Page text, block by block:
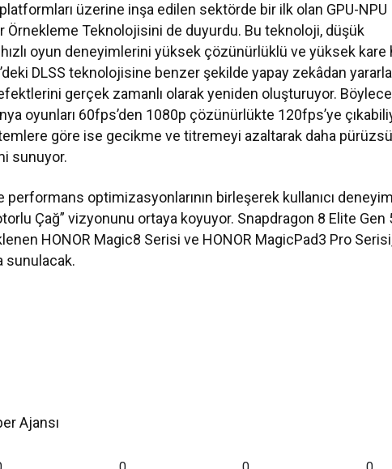
üzerine inşa edilen sektörde bir ilk olan GPU-NPU
Örnekleme Teknolojisini de duyurdu. Bu teknoloji, düşük
oyun deneyimlerini yüksek çözünürlüklü ve yüksek kare
DLSS teknolojisine benzer şekilde yapay zekâdan
efektlerini gerçek zamanlı olarak yeniden oluşturuyor. Böylece
oyunları 60fps’den 1080p çözünürlükte 120fps’ye
göre ise gecikme ve titremeyi azaltarak daha
sunuyor.
performans optimizasyonlarının birleşerek kullanıcı
Çağ” vizyonunu ortaya koyuyor. Snapdragon 8 Elite Gen
HONOR Magic8 Serisi ve HONOR MagicPad3 Pro
sunulacak.
Ajansı